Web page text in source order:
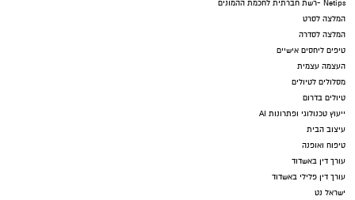
Netips -רשת חברתית לחכמת ההמונים
המלצה לסרט
המלצה לסדרה
טיפים ליחסים אישיים
העצמה עצמית
מסלולים לטיולים
טיולים בדרום
ייעוץ טכנולוגי ופתרונות AI
עיצוב הבית
טיפוח ואופנה
עורך דין באשדוד
עורך דין פלילי באשדוד
ישראל נט